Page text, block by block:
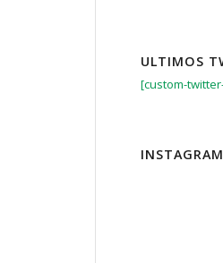
ULTIMOS
[custom-
INSTAGRAM